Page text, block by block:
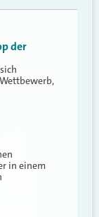
der
in einem